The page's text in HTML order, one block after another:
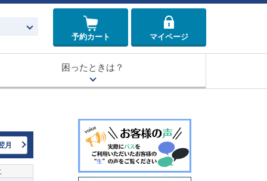
予約カート
マイページ
困ったときは？
月